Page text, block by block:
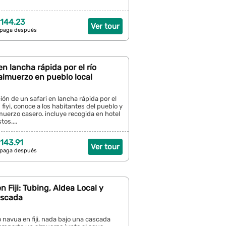
Ver tour
después
lancha rápida por el río
en pueblo local
de un safari en lancha rápida por el
conoce a los habitantes del pueblo y
casero. incluye recogida en hotel
Ver tour
después
Fiji: Tubing, Aldea Local y
en fiji, nada bajo una cascada